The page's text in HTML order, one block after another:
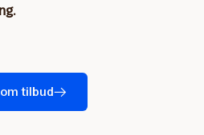
tilbud